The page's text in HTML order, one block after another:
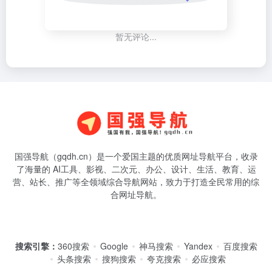
暂无评论...
国强导航（gqdh.cn）是一个爱国主题的优质网址导航平台，收录
了海量的 AI工具、影视、二次元、办公、设计、生活、教育、运
营、站长、推广等全领域综合导航网站，致力于打造全民常用的综
合网址导航。
搜索引擎： 360搜索 Google 神马搜索 Yandex
百度搜索
头条搜索
搜狗搜索 夸克搜索 必应搜索